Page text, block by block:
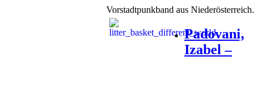
Vorstadtpunkband aus Niederösterreich.
Padovani,
Izabel –